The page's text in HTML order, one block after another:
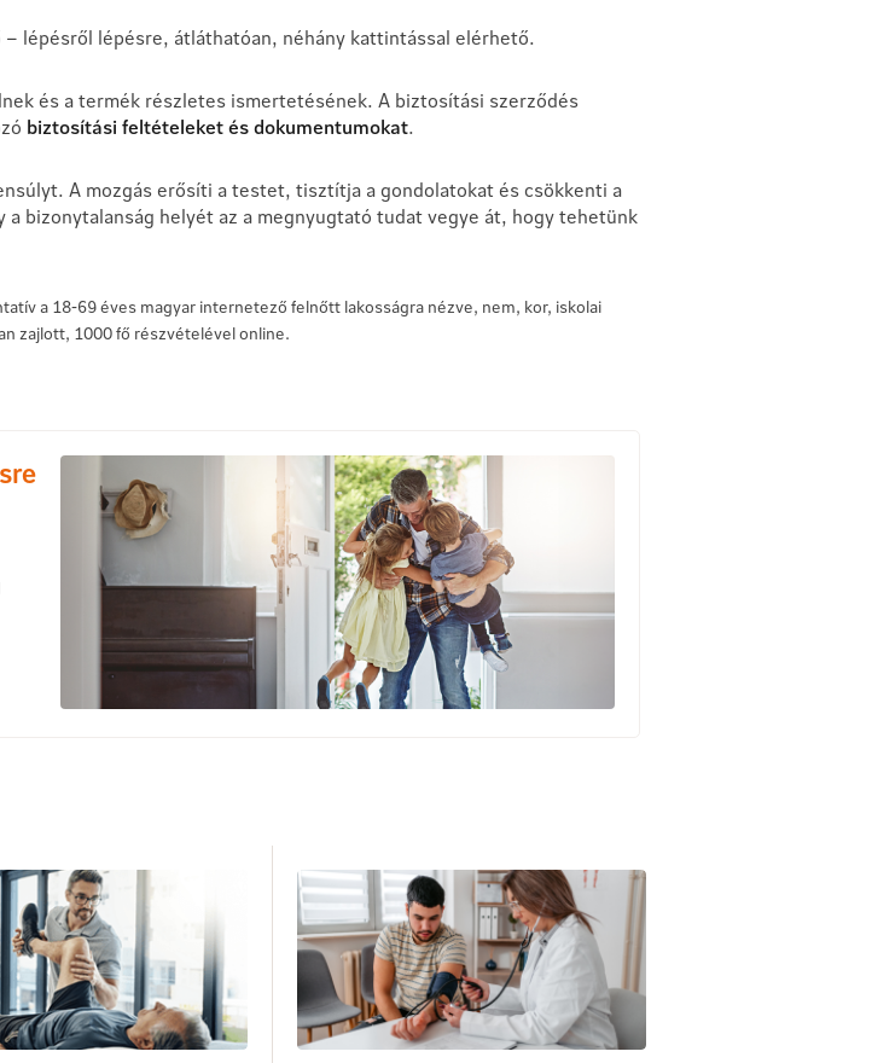
lépésről lépésre, átláthatóan, néhány kattintással elérhető.
és a termék részletes ismertetésének. A biztosítási szerződés
biztosítási feltételeket és dokumentumokat.
A mozgás erősíti a testet, tisztítja a gondolatokat és csökkenti a
bizonytalanság helyét az a megnyugtató tudat vegye át, hogy tehetünk
a 18-69 éves magyar internetező felnőtt lakosságra nézve, nem, kor, iskolai
zajlott, 1000 fő részvételével online.